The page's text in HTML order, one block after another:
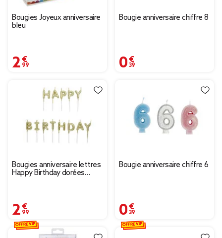
Bougies Joyeux anniversaire
bleu
2,99 €
Bougie anniversaire chiffre 8
0,39 €
Bougies anniversaire lettres
Happy Birthday dorées
2,99 €
Bougie anniversaire chiffre 6
0,39 €
OFFRE VIP OFFRE VIP